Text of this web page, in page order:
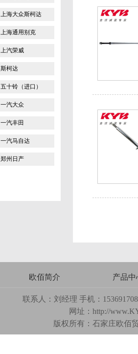
上海大众斯柯达
上海通用别克
上汽荣威
斯柯达
五十铃（进口）
一汽大众
一汽丰田
一汽马自达
郑州日产
欧佰简介 产品中
联系人：刘经理 手机：
网址： http://
版权所有：石家庄欧佰